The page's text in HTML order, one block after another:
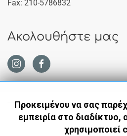
Fax: 210-5786832
Ακολουθήστε μας
Προκειμένου να σας
εμπειρία στο διαδίκτυο,
χρησιμοποιεί